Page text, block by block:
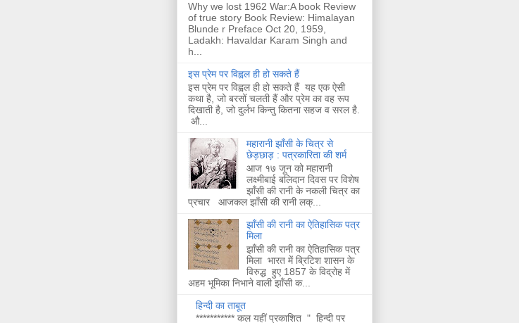
Why we lost 1962 War:A book Review
of true story Book Review: Himalayan
Blunde r Preface Oct 20, 1959,
Ladakh: Havaldar Karam Singh and
h...
इस प्रेम पर विह्वल ही हो सकते हैं
इस प्रेम पर विह्वल ही हो सकते हैं यह एक ऐसी
कथा है, जो बरसों चलती हैं और प्रेम का वह रूप
दिखाती है, जो दुर्लभ किन्तु कितना सहज व सरल है.
औ...
महारानी झाँसी के चित्र से
छेड़छाड़ : पत्रकारिता की शर्म
आज १७ जून को महारानी
लक्ष्मीबाई बलिदान दिवस पर विशेष
झाँसी की रानी के नकली चित्र का
प्रचार आजकल झाँसी की रानी लक्...
झाँसी की रानी का ऐतिहासिक पत्र
मिला
झाँसी की रानी का ऐतिहासिक पत्र
मिला भारत में ब्रिटिश शासन के
विरुद्ध हुए 1857 के विद्रोह में
अहम भूमिका निभाने वाली झाँसी क...
हिन्दी का ताबूत
*********** कल यहीं प्रकाशित " हिन्दी पर